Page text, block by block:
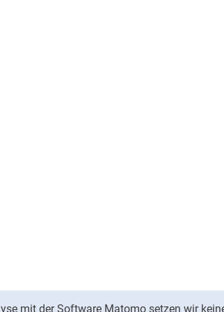
mit der Software Matomo setzen wir